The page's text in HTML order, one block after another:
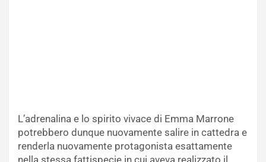
L’adrenalina e lo spirito vivace di Emma Marrone
potrebbero dunque nuovamente salire in cattedra e
renderla nuovamente protagonista esattamente
nella stessa fattispecie in cui aveva realizzato il